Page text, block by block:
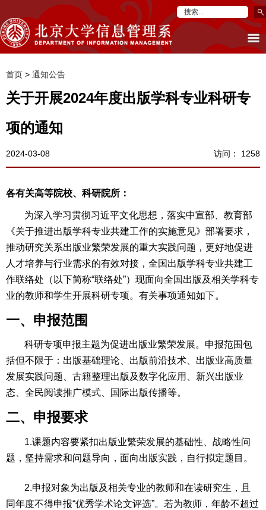
首页 > 通知公告
关于开展2024年度出版学科专业科研专
项的通知
2024-03-08 访问： 1258
各有关高等院校、科研院所：
为深入学习贯彻习近平文化思想，落实中宣部、教育部
《关于推进出版学科专业共建工作的实施意见》部署要求，
推动研究关系出版业繁荣发展的重大实践问题，更好地促进
人才培养与行业需求的有效对接，全国出版学科专业共建工
作联络处（以下简称“联络处”）现面向全国出版及相关学科专
业的教师和学生开展科研专项。有关事项通知如下。
一、申报范围
科研专项申报主题为促进出版业繁荣发展。申报范围包
括但不限于：出版基础理论、出版前沿技术、出版业高质量
发展实践问题、古籍整理出版及数字化应用、新兴出版业
态、全民阅读推广模式、国际出版传播等。
二、申报要求
1.课题内容要紧扣出版业繁荣发展的基础性、战略性问
题，坚持需求和问题导向，面向出版实践，自行拟定题目。
2.申报对象为出版及相关专业的教师和在读研究生，且
同年度不得申报“优秀学术论文评选”。若为教师，年龄不超过